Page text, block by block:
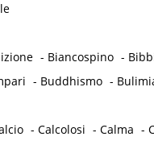
- Biancospino -
- Buddhismo -
- Calcolosi - Calma -